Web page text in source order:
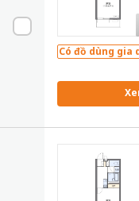
Có đồ dùng gia